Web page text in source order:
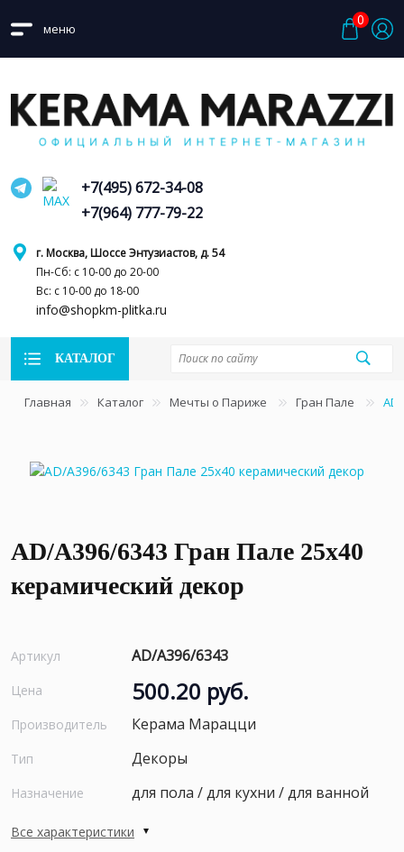
меню
0
г. Москва, Шоссе Энтузиастов, д. 54
Пн-Сб: с 10-00 до 20-00
Вс: с 10-00 до 18-00
info@shopkm-plitka.ru
+7(495) 672-34-08
+7(964) 777-79-22
КАТАЛОГ
Главная Каталог Мечты о Париже Гран Пале
AD/A396/6343 Гран Пале 25x40
керамический декор
Артикул AD/A396/6343
Цена 500.20 руб.
Производитель Керама Марацци
Тип Декоры
Назначение для пола / для кухни / для ванной
Все характеристики